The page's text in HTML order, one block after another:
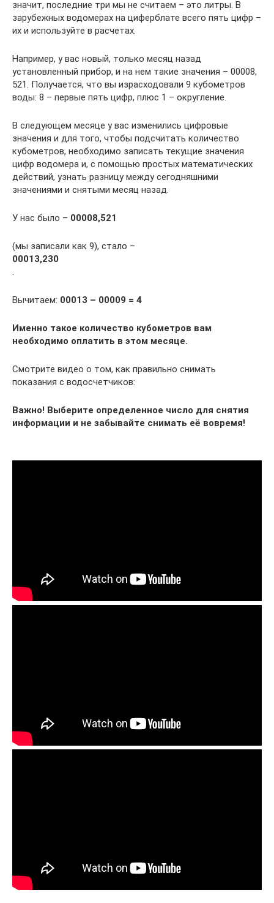
значит, последние три мы не считаем – это литры. В
зарубежных водомерах на циферблате всего пять цифр –
их и используйте в расчетах.
Например, у вас новый, только месяц назад
установленный прибор, и на нем такие значения – 00008,
521. Получается, что вы израсходовали 9 кубометров
воды: 8 – первые пять цифр, плюс 1 – округление.
В следующем месяце у вас изменились цифровые
значения и для того, чтобы подсчитать количество
кубометров, необходимо записать текущие значения
цифр водомера и, с помощью простых математических
действий, узнать разницу между сегодняшними
значениями и снятыми месяц назад.
У нас было – 00008,521
(мы записали как 9), стало –
00013,230
Вычитаем: 00013 – 00009 = 4
Именно такое количество кубометров вам
необходимо оплатить в этом месяце.
Смотрите видео о том, как правильно снимать
показания с водосчетчиков:
Важно! Выберите определенное число для снятия
информации и не забывайте снимать её вовремя!